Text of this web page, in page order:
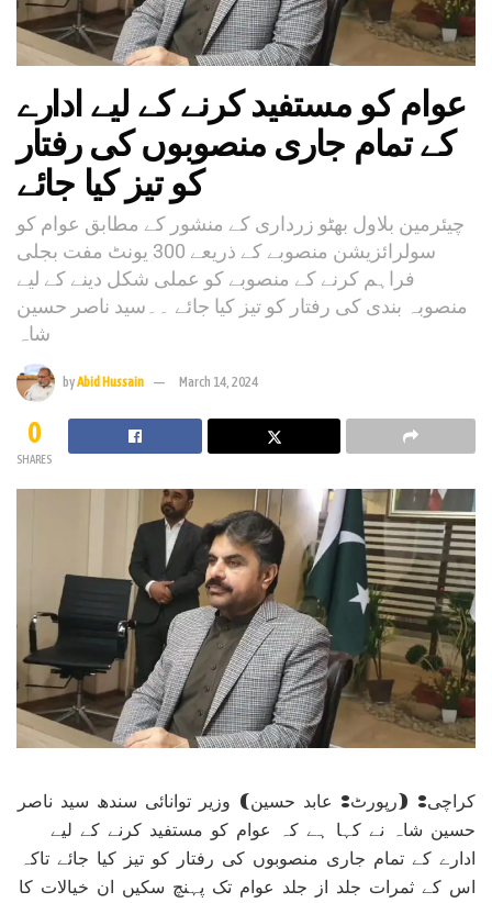
عوام کو مستفید کرنے کے لیے ادارے
کے تمام جاری منصوبوں کی رفتار
کو تیز کیا جائے
چیئرمین بلاول بھٹو زرداری کے منشور کے مطابق عوام کو
سولرائزیشن منصوبے کے ذریعے 300 یونٹ مفت بجلی
فراہم کرنے کے منصوبے کو عملی شکل دینے کے لیے
منصوبہ بندی کی رفتار کو تیز کیا جائے ۔۔سید ناصر حسین
شاہ
byAbid Hussain March 14, 2024
0
SHARES
کراچی: (رپورٹ: عابد حسین) وزیر توانائی سندھ سید ناصر
حسین شاہ نے کہا ہے کہ عوام کو مستفید کرنے کے لیے
ادارے کے تمام جاری منصوبوں کی رفتار کو تیز کیا جائے تاکہ
اس کے ثمرات جلد از جلد عوام تک پہنچ سکیں ان خیالات کا